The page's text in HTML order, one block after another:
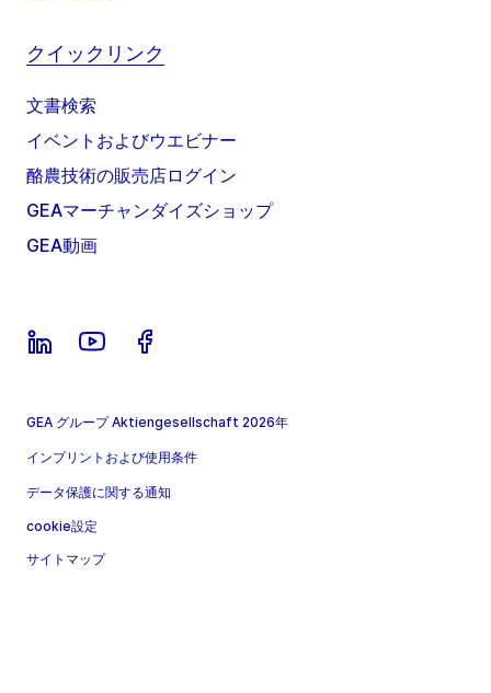
クイックリンク
文書検索
イベントおよびウエビナー
酪農技術の販売店ログイン
GEAマーチャンダイズショップ
GEA動画
GEA グループ Aktiengesellschaft 2026年
インプリントおよび使用条件
データ保護に関する通知
cookie設定
サイトマップ